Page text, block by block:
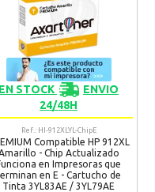
EN STOCK
ENVIO
24/48H
Ref.: HI-912XLYL-ChipE
Compatible HP 912XL
- Chip Actualizado
en Impresoras que
en E - Cartucho de
Tinta 3YL83AE / 3YL79AE